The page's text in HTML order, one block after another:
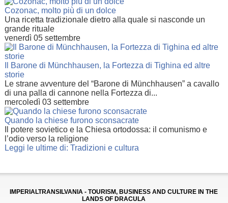
Cozonac, molto più di un dolce
Una ricetta tradizionale dietro alla quale si nasconde un
grande rituale
venerdì 05 settembre
Il Barone di Münchhausen, la Fortezza di Tighina ed altre
storie
Le strane avventure del “Barone di Münchhausen” a cavallo
di una palla di cannone nella Fortezza di...
mercoledì 03 settembre
Quando la chiese furono sconsacrate
Il potere sovietico e la Chiesa ortodossa: il comunismo e
l’odio verso la religione
Leggi le ultime di: Tradizioni e cultura
IMPERIALTRANSILVANIA - TOURISM, BUSINESS AND CULTURE IN THE
LANDS OF DRACULA